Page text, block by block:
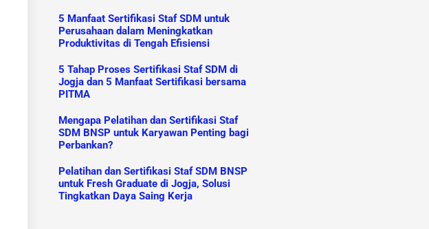
5 Manfaat Sertifikasi Staf SDM untuk
Perusahaan dalam Meningkatkan
Produktivitas di Tengah Efisiensi
5 Tahap Proses Sertifikasi Staf SDM di
Jogja dan 5 Manfaat Sertifikasi bersama
PITMA
Mengapa Pelatihan dan Sertifikasi Staf
SDM BNSP untuk Karyawan Penting bagi
Perbankan?
Pelatihan dan Sertifikasi Staf SDM BNSP
untuk Fresh Graduate di Jogja, Solusi
Tingkatkan Daya Saing Kerja